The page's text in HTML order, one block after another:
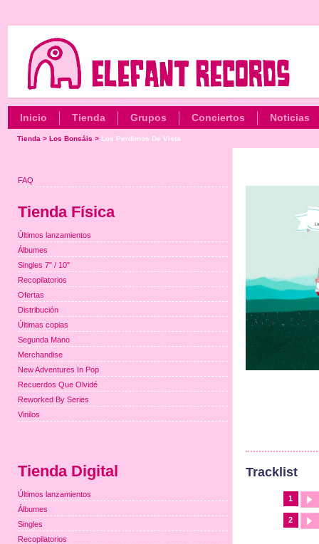
Inicio Tienda Grupos Conciertos Noticias
Tienda > Los Bonsáis > Los Perdimos De Vista
Tracklist
1
2
FAQ
Tienda Física
Últimos lanzamientos
Álbumes
Singles 7" / 10"
Recopilatorios
Ofertas
Distribución
Últimas copias
Segunda Mano
Merchandise
New Adventures In Pop
Recuerdos Que Olvidé
Reworked By Series
Vinilos
Tienda Digital
Últimos lanzamientos
Álbumes
Singles
Recopilatorios